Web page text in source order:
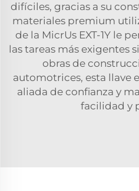
difíciles, gracias a su
materiales premium
de la MicrUs EXT-1Y le
las tareas más exigentes
obras de
automotrices, esta llave
aliada de confianza y
facilidad y